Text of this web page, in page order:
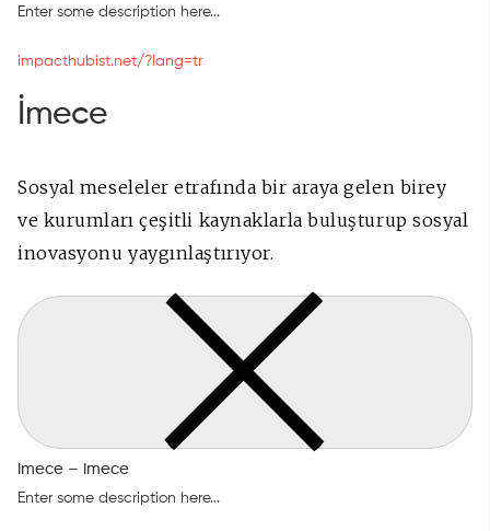
Enter some description here...
impacthubist.net/?lang=tr
İmece
Sosyal meseleler etrafında bir araya gelen birey
ve kurumları çeşitli kaynaklarla buluşturup sosyal
inovasyonu yaygınlaştırıyor.
imece – imece
Enter some description here...